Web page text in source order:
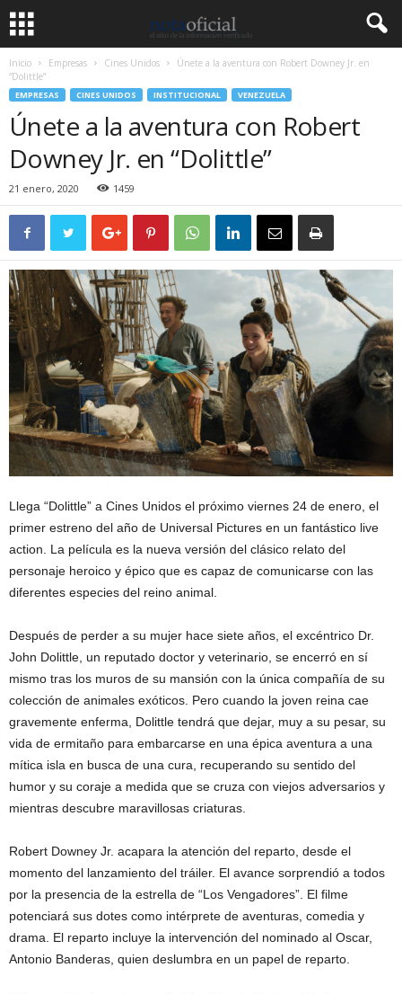
Inicio Empresas Cines Unidos
Únete a la aventura con Robert Downey Jr. en
“Dolittle”
EMPRESAS CINES UNIDOS INSTITUCIONAL VENEZUELA
Únete a la aventura con Robert
Downey Jr. en “Dolittle”
21 enero, 2020 1459
Llega “Dolittle” a Cines Unidos el próximo viernes 24 de enero, el
primer estreno del año de Universal Pictures en un fantástico live
action. La película es la nueva versión del clásico relato del
personaje heroico y épico que es capaz de comunicarse con las
diferentes especies del reino animal.
Después de perder a su mujer hace siete años, el excéntrico Dr.
John Dolittle, un reputado doctor y veterinario, se encerró en sí
mismo tras los muros de su mansión con la única compañía de su
colección de animales exóticos. Pero cuando la joven reina cae
gravemente enferma, Dolittle tendrá que dejar, muy a su pesar, su
vida de ermitaño para embarcarse en una épica aventura a una
mítica isla en busca de una cura, recuperando su sentido del
humor y su coraje a medida que se cruza con viejos adversarios y
mientras descubre maravillosas criaturas.
Robert Downey Jr. acapara la atención del reparto, desde el
momento del lanzamiento del tráiler. El avance sorprendió a todos
por la presencia de la estrella de “Los Vengadores”. El filme
potenciará sus dotes como intérprete de aventuras, comedia y
drama. El reparto incluye la intervención del nominado al Oscar,
Antonio Banderas, quien deslumbra en un papel de reparto.